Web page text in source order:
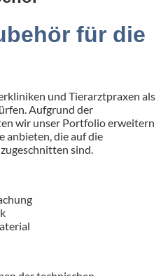
für die
und Tierarztpraxen als
Aufgrund der
wir unser Portfolio erweitern
anbieten, die auf die
sind.